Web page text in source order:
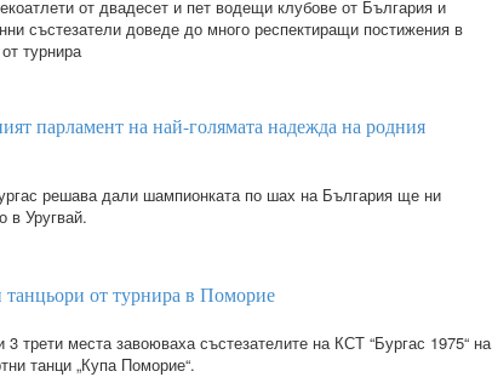
от двадесет и пет водещи клубове от България и
състезатели доведе до много респектиращи постижения в
турнира
парламент на най-голямата надежда на родния
решава дали шампионката по шах на България ще ни
в Уругвай.
танцьори от турнира в Поморие
трети места завоюваха състезателите на КСТ “Бургас 1975“ на
танци „Купа Поморие“.